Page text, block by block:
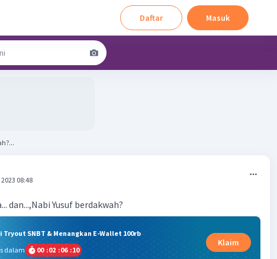
Daftar Masuk
08:48
dan...,Nabi Yusuf berdakwah?
Tryout SNBT & Menangkan E-Wallet 100rb
dalam
00 :02 :06 :09
Klaim